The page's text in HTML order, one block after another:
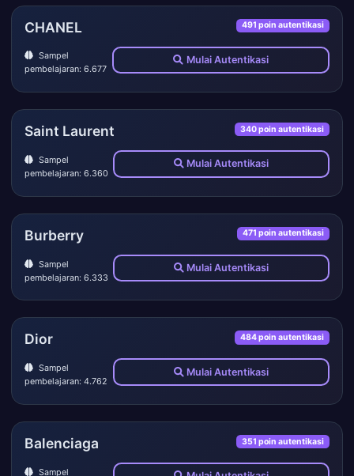
CHANEL 491 poin autentikasi
Sampel
pembelajaran: 6.677
Mulai Autentikasi
Saint Laurent 340 poin autentikasi
Sampel
pembelajaran: 6.360
Mulai Autentikasi
Burberry 471 poin autentikasi
Sampel
pembelajaran: 6.333
Mulai Autentikasi
Dior 484 poin autentikasi
Sampel
pembelajaran: 4.762
Mulai Autentikasi
Balenciaga 351 poin autentikasi
Sampel